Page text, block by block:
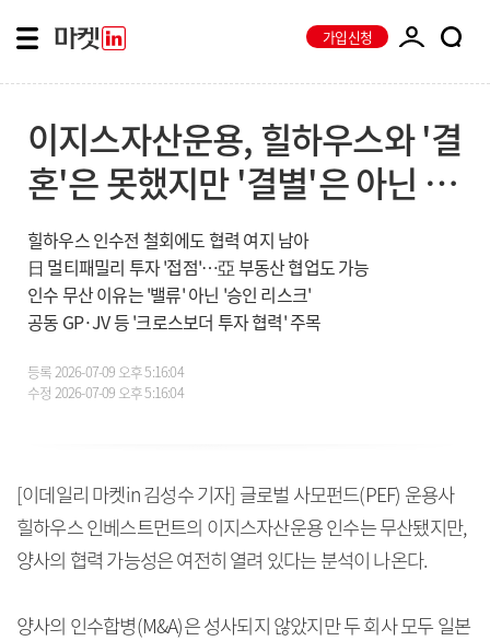
가입신청
이지스자산운용, 힐하우스와 '결
혼'은 못했지만 '결별'은 아닌 이
유
힐하우스 인수전 철회에도 협력 여지 남아
日 멀티패밀리 투자 '접점'…亞 부동산 협업도 가능
인수 무산 이유는 '밸류' 아닌 '승인 리스크'
공동 GP·JV 등 '크로스보더 투자 협력' 주목
등록2026-07-09 오후 5:16:04
수정 2026-07-09 오후 5:16:04
[이데일리 마켓in 김성수 기자] 글로벌 사모펀드(PEF) 운용사
힐하우스 인베스트먼트의 이지스자산운용 인수는 무산됐지만,
양사의 협력 가능성은 여전히 열려 있다는 분석이 나온다.
양사의 인수합병(M&A)은 성사되지 않았지만 두 회사 모두 일본